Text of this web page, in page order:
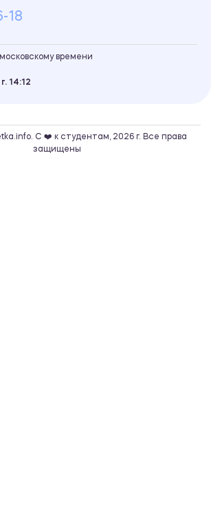
18
времени
14 12
С ❤️ к студентам, 2026 г. Все права
защищены